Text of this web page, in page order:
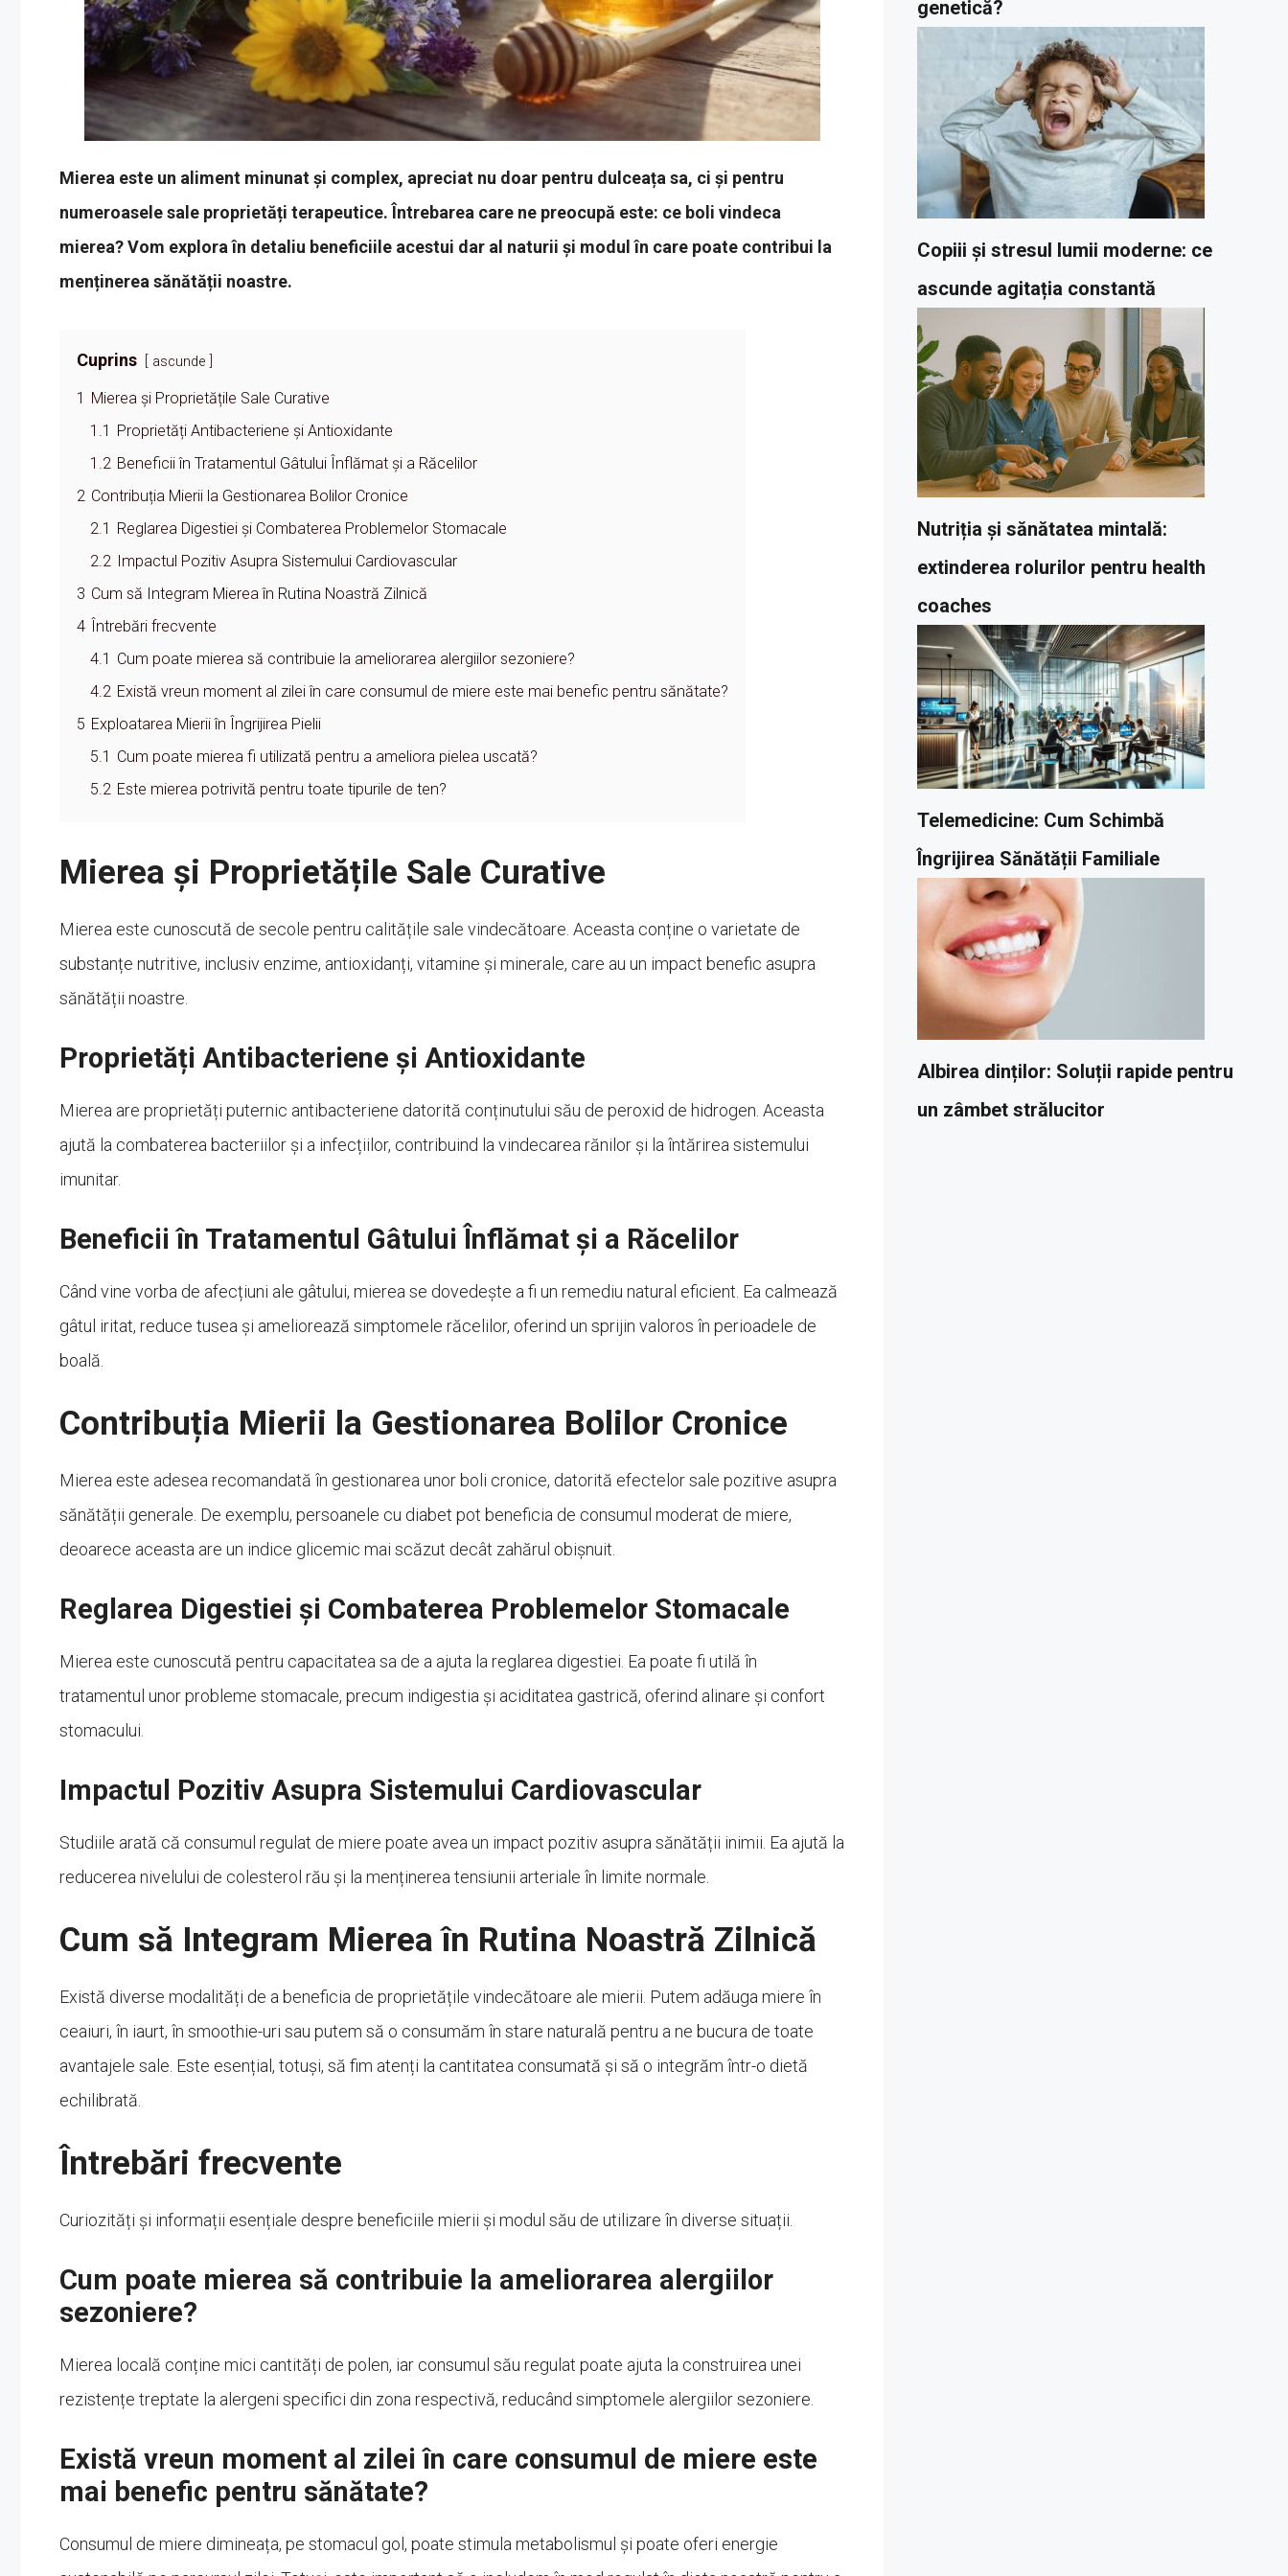
Mierea este un aliment minunat și complex, apreciat nu doar pentru dulceața sa, ci și pentru
numeroasele sale proprietăți terapeutice. Întrebarea care ne preocupă este: ce boli vindeca
mierea? Vom explora în detaliu beneficiile acestui dar al naturii și modul în care poate contribui la
menținerea sănătății noastre.
Cuprins ascunde
1
Mierea și Proprietățile Sale Curative
1.1
Proprietăți Antibacteriene și Antioxidante
1.2 Beneficii în Tratamentul Gâtului Înflămat și a Răcelilor
2 Contribuția Mierii la Gestionarea Bolilor Cronice
2.1
Reglarea Digestiei și Combaterea Problemelor Stomacale
2.2
Impactul Pozitiv Asupra Sistemului Cardiovascular
3 Cum să Integram Mierea în Rutina Noastră Zilnică
4
Întrebări frecvente
4.1 Cum poate mierea să contribuie la ameliorarea alergiilor sezoniere?
4.2 Există vreun moment al zilei în care consumul de miere este mai benefic pentru sănătate?
5 Exploatarea Mierii în Îngrijirea Pielii
5.1 Cum poate mierea fi utilizată pentru a ameliora pielea uscată?
5.2 Este mierea potrivită pentru toate tipurile de ten?
Mierea și Proprietățile Sale Curative
Mierea este cunoscută de secole pentru calitățile sale vindecătoare. Aceasta conține o varietate de
substanțe nutritive, inclusiv enzime, antioxidanți, vitamine și minerale, care au un impact benefic asupra
sănătății noastre.
Proprietăți Antibacteriene și Antioxidante
Mierea are proprietăți puternic antibacteriene datorită conținutului său de peroxid de hidrogen. Aceasta
ajută la combaterea bacteriilor și a infecțiilor, contribuind la vindecarea rănilor și la întărirea sistemului
imunitar.
Beneficii în Tratamentul Gâtului Înflămat și a Răcelilor
Când vine vorba de afecțiuni ale gâtului, mierea se dovedește a fi un remediu natural eficient. Ea calmează
gâtul iritat, reduce tusea și ameliorează simptomele răcelilor, oferind un sprijin valoros în perioadele de
boală.
Contribuția Mierii la Gestionarea Bolilor Cronice
Mierea este adesea recomandată în gestionarea unor boli cronice, datorită efectelor sale pozitive asupra
sănătății generale. De exemplu, persoanele cu diabet pot beneficia de consumul moderat de miere,
deoarece aceasta are un indice glicemic mai scăzut decât zahărul obișnuit.
Reglarea Digestiei și Combaterea Problemelor Stomacale
Mierea este cunoscută pentru capacitatea sa de a ajuta la reglarea digestiei. Ea poate fi utilă în
tratamentul unor probleme stomacale, precum indigestia și aciditatea gastrică, oferind alinare și confort
stomacului.
Impactul Pozitiv Asupra Sistemului Cardiovascular
Studiile arată că consumul regulat de miere poate avea un impact pozitiv asupra sănătății inimii. Ea ajută la
reducerea nivelului de colesterol rău și la menținerea tensiunii arteriale în limite normale.
Cum să Integram Mierea în Rutina Noastră Zilnică
Există diverse modalități de a beneficia de proprietățile vindecătoare ale mierii. Putem adăuga miere în
ceaiuri, în iaurt, în smoothie-uri sau putem să o consumăm în stare naturală pentru a ne bucura de toate
avantajele sale. Este esențial, totuși, să fim atenți la cantitatea consumată și să o integrăm într-o dietă
echilibrată.
Întrebări frecvente
Curiozități și informații esențiale despre beneficiile mierii și modul său de utilizare în diverse situații.
Cum poate mierea să contribuie la ameliorarea alergiilor
sezoniere?
Mierea locală conține mici cantități de polen, iar consumul său regulat poate ajuta la construirea unei
rezistențe treptate la alergeni specifici din zona respectivă, reducând simptomele alergiilor sezoniere.
Există vreun moment al zilei în care consumul de miere este
mai benefic pentru sănătate?
Consumul de miere dimineața, pe stomacul gol, poate stimula metabolismul și poate oferi energie
genetică?
Copiii și stresul lumii moderne: ce
ascunde agitația constantă
Nutriția și sănătatea mintală:
extinderea rolurilor pentru health
coaches
Telemedicine: Cum Schimbă
Îngrijirea Sănătății Familiale
Albirea dinților: Soluții rapide pentru
un zâmbet strălucitor